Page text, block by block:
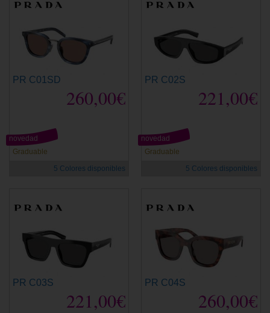
PR C01SD
260,00€
Graduable
novedad
5 Colores disponibles
PR C02S
221,00€
Graduable
novedad
5 Colores disponibles
PR C03S
221,00€
PR C04S
260,00€